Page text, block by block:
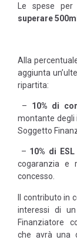
Le spese
superare
Alla
aggiunta
ripartita:
– 10% di
montante degli
Soggetto
– 10% di
cogaranzia e
concesso.
Il contributo
interessi di
Finanziatore
che avrà una